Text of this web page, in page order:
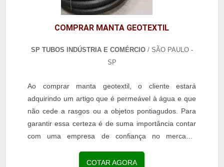
COMPRAR MANTA GEOTEXTIL
SP TUBOS INDÚSTRIA E COMÉRCIO/ SÃO PAULO -
SP
Ao comprar manta geotextil, o cliente estará
adquirindo um artigo que é permeável à água e que
não cede a rasgos ou a objetos pontiagudos. Para
garantir essa certeza é de suma importância contar
com uma empresa de confiança no mercado.
COTAR AGORA